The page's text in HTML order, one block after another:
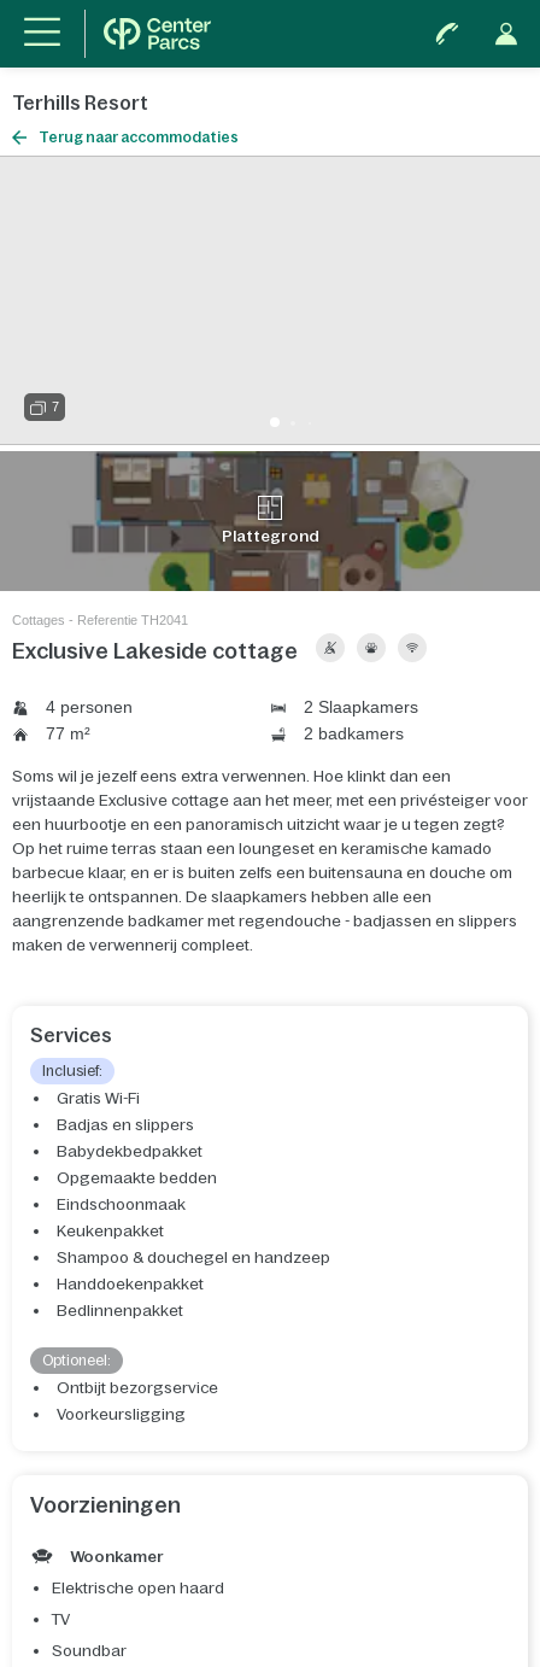
Terhills Resort
Terug naar accommodaties
7
Plattegrond
Cottages - Referentie TH2041
Exclusive Lakeside cottage
4 personen
2 Slaapkamers
77 m²
2 badkamers
Soms wil je jezelf eens extra verwennen. Hoe klinkt dan een
vrijstaande Exclusive cottage aan het meer, met een privésteiger voor
een huurbootje en een panoramisch uitzicht waar je u tegen zegt?
Op het ruime terras staan een loungeset en keramische kamado
barbecue klaar, en er is buiten zelfs een buitensauna en douche om
heerlijk te ontspannen. De slaapkamers hebben alle een
aangrenzende badkamer met regendouche - badjassen en slippers
maken de verwennerij compleet.
Services
Inclusief:
Gratis Wi-Fi
Badjas en slippers
Babydekbedpakket
Opgemaakte bedden
Eindschoonmaak
Keukenpakket
Shampoo & douchegel en handzeep
Handdoekenpakket
Bedlinnenpakket
Optioneel:
Ontbijt bezorgservice
Voorkeursligging
Voorzieningen
Woonkamer
Elektrische open haard
TV
Soundbar